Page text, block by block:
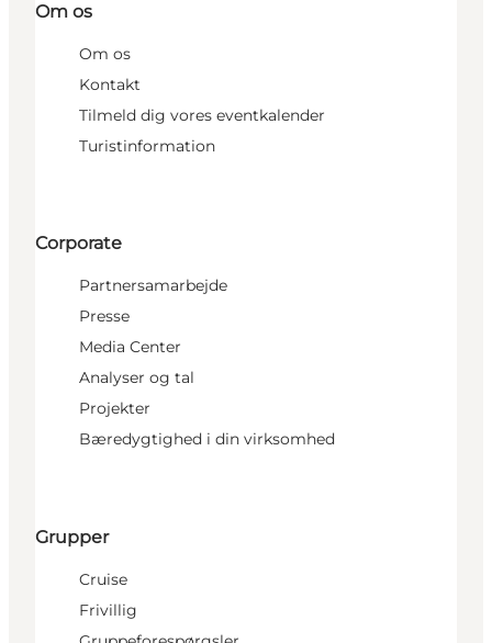
Om os
Om os
Kontakt
Tilmeld dig vores eventkalender
Turistinformation
Corporate
Partnersamarbejde
Presse
Media Center
Analyser og tal
Projekter
Bæredygtighed i din virksomhed
Grupper
Cruise
Frivillig